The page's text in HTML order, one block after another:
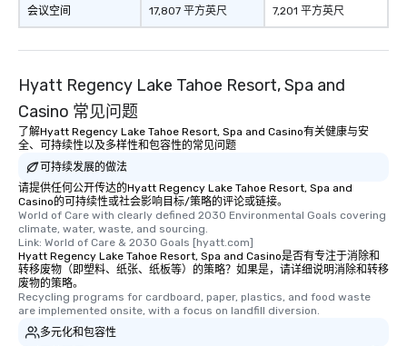
会议空间 17,807 平方英尺 7,201 平方英尺
Hyatt Regency Lake Tahoe Resort, Spa and
Casino 常见问题
了解Hyatt Regency Lake Tahoe Resort, Spa and Casino有关健康与安
全、可持续性以及多样性和包容性的常见问题
可持续发展的做法
请提供任何公开传达的Hyatt Regency Lake Tahoe Resort, Spa and
Casino的可持续性或社会影响目标/策略的评论或链接。
World of Care with clearly defined 2030 Environmental Goals covering
climate, water, waste, and sourcing.
Link: World of Care & 2030 Goals [hyatt.com]
Hyatt Regency Lake Tahoe Resort, Spa and Casino是否有专注于消除和
转移废物（即塑料、纸张、纸板等）的策略？如果是，请详细说明消除和转移
废物的策略。
Recycling programs for cardboard, paper, plastics, and food waste
are implemented onsite, with a focus on landfill diversion.
多元化和包容性